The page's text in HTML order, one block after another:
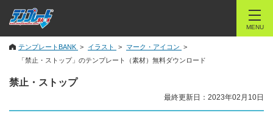
MENU
テンプレートBANK イラスト
マーク・アイコン
「禁止・ストップ」のテンプレート（素材）無料ダウンロード
禁止・ストップ
最終更新日：2023年02月10日